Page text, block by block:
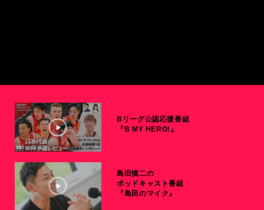
Bリーグ公認応援番組
『B MY HERO!』
島田慎二の
ポッドキャスト番組
『島田のマイク』